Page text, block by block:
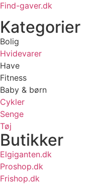
Find-gaver.dk
Kategorier
Bolig
Hvidevarer
Have
Fitness
Baby & børn
Cykler
Senge
Tøj
Butikker
Elgiganten.dk
Proshop.dk
Frishop.dk